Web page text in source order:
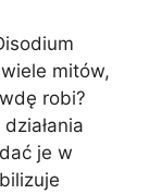
wiele mitów,
robi?
je w